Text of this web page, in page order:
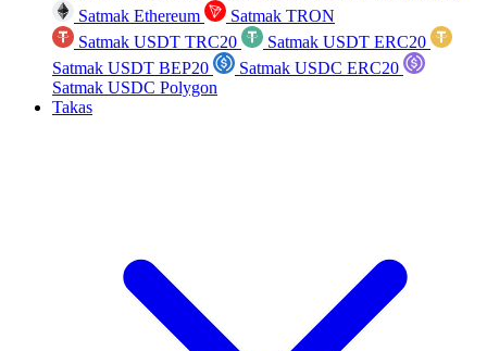
Satmak Ethereum
Satmak TRON
Satmak USDT TRC20
Satmak USDT ERC20
Satmak USDT BEP20
Satmak USDC ERC20
Satmak USDC Polygon
Takas